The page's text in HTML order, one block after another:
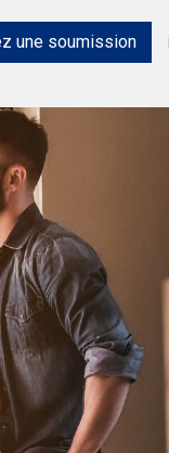
une soumission